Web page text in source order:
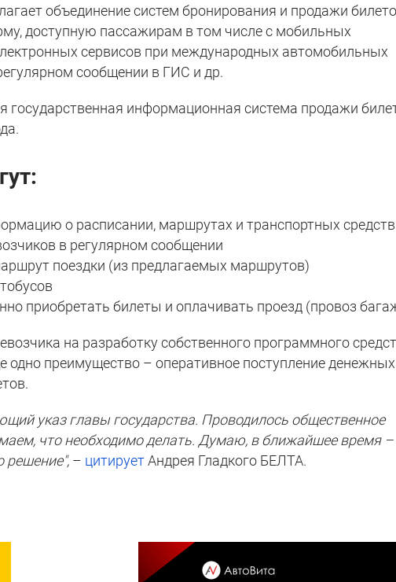
объединение систем бронирования и продажи
доступную пассажирам в том числе с мобильных
сервисов при международных автомобильных
сообщении в ГИС и др.
государственная информационная система продажи
о расписании, маршрутах и транспортных
в регулярном сообщении
поездки (из предлагаемых маршрутов)
приобретать билеты и оплачивать проезд (провоз
на разработку собственного программного
одно преимущество – оперативное поступление денежных
указ главы государства. Проводилось общественное
что необходимо делать. Думаю, в ближайшее время –
решение", – цитируетАндрея Гладкого БЕЛТА.